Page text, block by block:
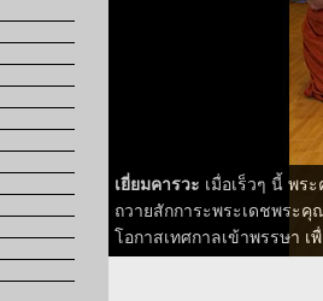
เยี่ยมคารวะ เมื่อเร็วๆ นี้ พร
ถวายสักการะพระเดชพระ
โอกาสเทศกาลเข้าพรรษา